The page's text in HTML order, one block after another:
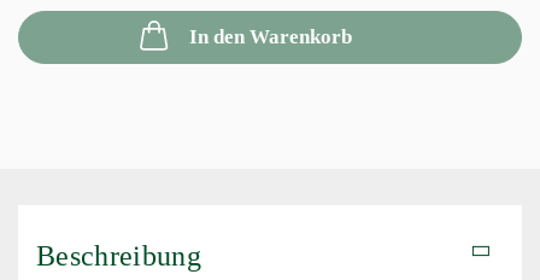
In den Warenkorb
Beschreibung